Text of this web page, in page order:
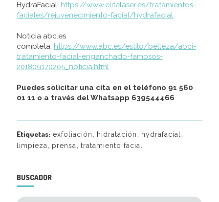
HydraFacial: https://www.elitelaser.es/tratamientos-
faciales/rejuvenecimiento-facial/hydrafacial
Noticia abc.es
completa: https://www.abc.es/estilo/belleza/abci-
tratamiento-facial-enganchado-famosos-
201809170205_noticia.html
Puedes solicitar una cita en el teléfono 91 560
01 11 o a través del Whatsapp 639544466
Etiquetas: exfoliación , hidratación , hydrafacial ,
limpieza , prensa , tratamiento facial
BUSCADOR